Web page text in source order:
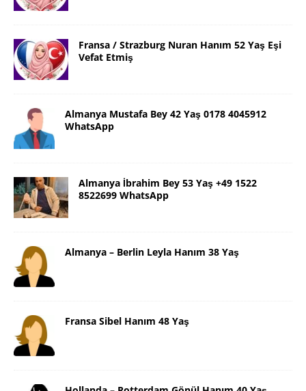
Fransa / Strazburg Nuran Hanım 52 Yaş Eşi
Vefat Etmiş
Almanya Mustafa Bey 42 Yaş 0178 4045912
WhatsApp
Almanya İbrahim Bey 53 Yaş +49 1522
8522699 WhatsApp
Almanya – Berlin Leyla Hanım 38 Yaş
Fransa Sibel Hanım 48 Yaş